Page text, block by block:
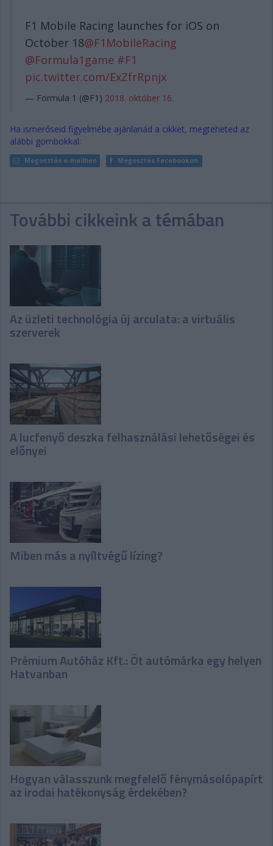
F1 Mobile Racing launches for iOS on
October 18@F1MobileRacing
@Formula1game #F1
pic.twitter.com/ExZfrRpnjx
— Formula 1 (@F1) 2018. október 16.
Ha ismerőseid figyelmébe ajánlanád a cikket, megteheted az
alábbi gombokkal:
Megosztás e-mailben Megosztás Facebookon
További cikkeink a témában
Az üzleti technológia új arculata: a virtuális
szerverek
A lucfenyő deszka felhasználási lehetőségei és
előnyei
Miben más a nyíltvégű lízing?
Prémium Autóház Kft.: Öt autómárka egy helyen
Hatvanban
Hogyan válasszunk megfelelő fénymásolópapírt
az irodai hatékonyság érdekében?